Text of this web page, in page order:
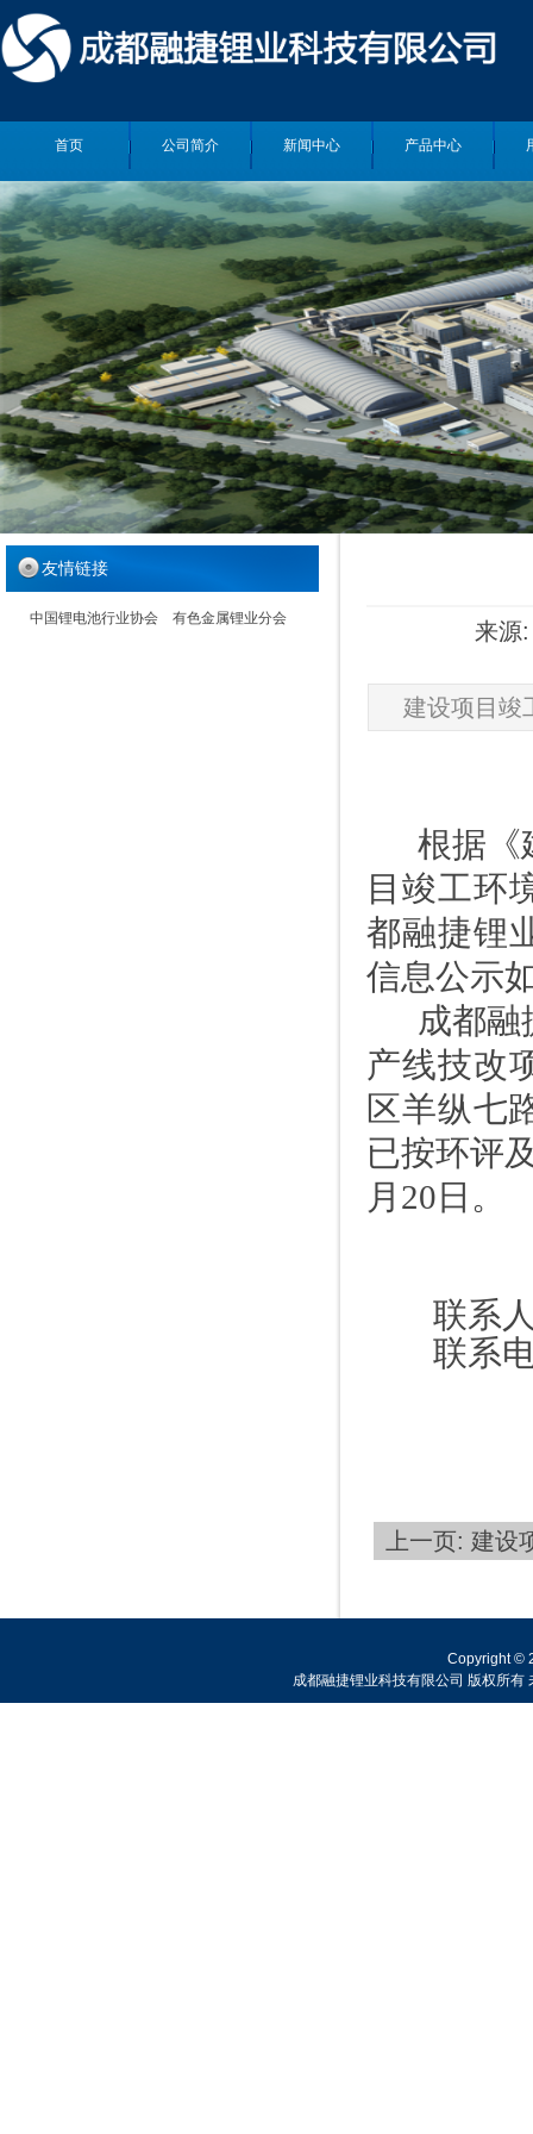
首页 公司简介 新闻中心 产品中心
来
建设项目竣
根据《
目竣工环
都融捷锂
信息公示
成都
产线技改
区羊纵七
已按环评
月 20 日。
联系
联系
上一页: 建设
友情链接
中国锂电池行业协会 有色金属锂业分会
Copyright ©
成都融捷锂业科技有限公司 版权所